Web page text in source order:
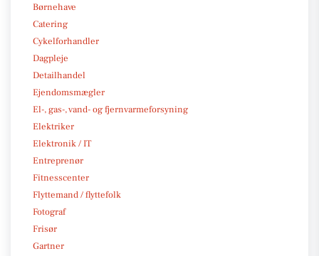
Børnehave
Catering
Cykelforhandler
Dagpleje
Detailhandel
Ejendomsmægler
El-, gas-, vand- og fjernvarmeforsyning
Elektriker
Elektronik / IT
Entreprenør
Fitnesscenter
Flyttemand / flyttefolk
Fotograf
Frisør
Gartner